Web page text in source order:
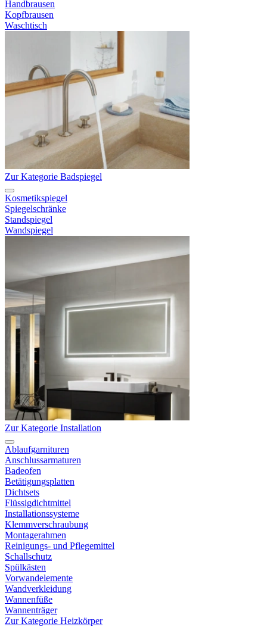
Handbrausen
Kopfbrausen
Waschtisch
Zur Kategorie Badspiegel
Kosmetikspiegel
Spiegelschränke
Standspiegel
Wandspiegel
Zur Kategorie Installation
Ablaufgarnituren
Anschlussarmaturen
Badeofen
Betätigungsplatten
Dichtsets
Flüssigdichtmittel
Installationssysteme
Klemmverschraubung
Montagerahmen
Reinigungs- und Pflegemittel
Schallschutz
Spülkästen
Vorwandelemente
Wandverkleidung
Wannenfüße
Wannenträger
Zur Kategorie Heizkörper